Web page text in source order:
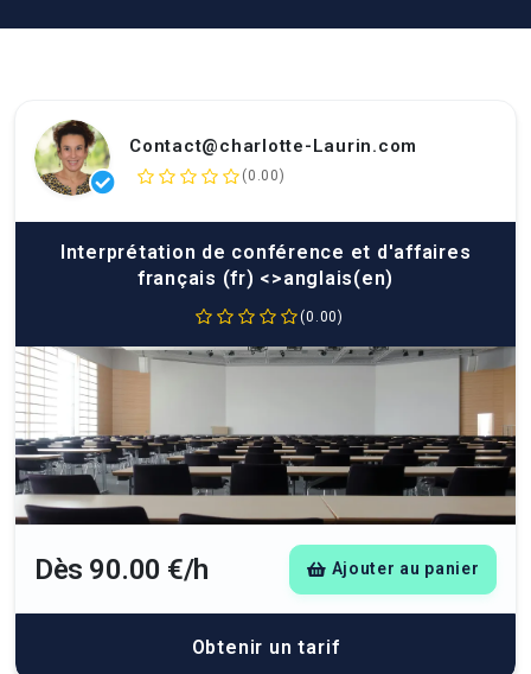
Contact@charlotte-Laurin.com
(0.00)
Interprétation de conférence et d'affaires
français (fr) <>anglais(en)
(0.00)
Dès 90.00 €/h Ajouter au panier
Obtenir un tarif